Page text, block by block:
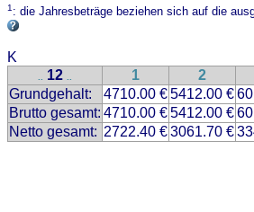
1: die Jahresbeträge beziehen sich auf die
K
.. 12 .. 1 2
Grundgehalt:
4710.00 €5412.00 €
Brutto gesamt: 4710.00 €5412.00 €
Netto gesamt: 2722.40 €3061.70 €